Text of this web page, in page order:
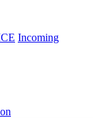
Incoming